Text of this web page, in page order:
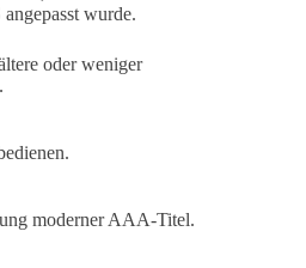
wurde.
oder weniger
moderner AAA-Titel.